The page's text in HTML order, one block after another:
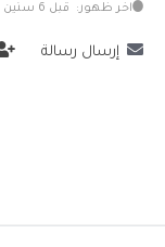
اخر ظهور: قبل 6 سنين
إرسال رسالة